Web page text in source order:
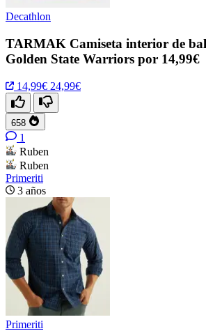
Decathlon
TARMAK Camiseta interior de
Golden State Warriors por 14,99€
14,99€ 24,99€
658
1
Ruben
Ruben
Primeriti
3 años
Primeriti